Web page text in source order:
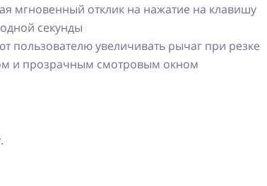
мгновенный отклик на нажатие на клавишу
секунды
увеличивать рычаг при резке
и прозрачным смотровым окном